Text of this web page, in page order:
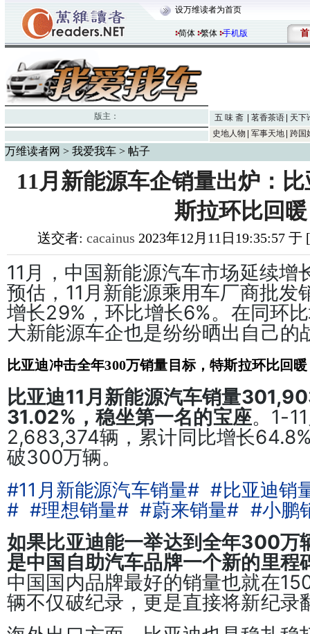
设万维读者为首页
简体 繁体 手机版 首
版主： 五 味 斋 茗香茶语
天下
史地人物
军事天地 跨国
万维读者网 > 我爱我车 > 帖子
11月新能源车企销量出炉：
斯拉环比回暖
送交者: cacainus 2023年12月11日19:35:57
11月，中国新能源汽车市场延续增
预估，11月新能源乘用车厂商批发
增长29%，环比增长6%。在同环
大新能源车企也是纷纷晒出自己的
比亚迪冲击全年300万销量目标，特斯拉环比回暖
比亚迪11月新能源汽车销量
31.02%，稳坐第一名的宝座。1-
2,683,374辆，累计同比增长
破300万辆。
#11月新能源汽车销量# #比亚迪销
# #理想销量# #蔚来销量# #小鹏
如果比亚迪能一举达到全年300万
是中国自助汽车品牌一个新的里程
中国国内品牌最好的销量也就在
辆不仅破纪录，更是直接将新纪录